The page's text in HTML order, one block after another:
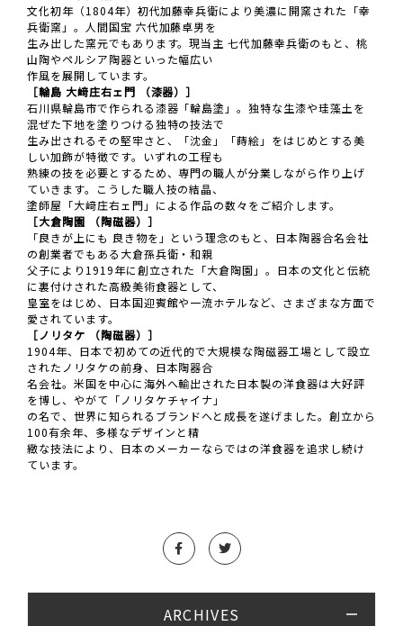
文化初年（1804年）初代加藤幸兵衛により美濃に開窯された「幸
兵衛窯」。人間国宝 六代加藤卓男を
生み出した窯元でもあります。現当主 七代加藤幸兵衛のもと、桃
山陶やペルシア陶器といった幅広い
作風を展開しています。
［輪島 大﨑庄右ェ門 （漆器）］
石川県輪島市で作られる漆器「輪島塗」。独特な生漆や珪藻土を
混ぜた下地を塗りつける独特の技法で
生み出されるその堅牢さと、「沈金」「蒔絵」をはじめとする美
しい加飾が特徴です。いずれの工程も
熟練の技を必要とするため、専門の職人が分業しながら作り上げ
ていきます。こうした職人技の結晶、
塗師屋「大﨑庄右ェ門」による作品の数々をご紹介します。
［大倉陶園 （陶磁器）］
「良きが上にも 良き物を」という理念のもと、日本陶器合名会社
の創業者でもある大倉孫兵衛・和親
父子により1919年に創立された「大倉陶園」。日本の文化と伝統
に裏付けされた高級美術食器として、
皇室をはじめ、日本国迎賓館や一流ホテルなど、さまざまな方面で
愛されています。
［ノリタケ （陶磁器）］
1904年、日本で初めての近代的で大規模な陶磁器工場として設立
されたノリタケの前身、日本陶器合
名会社。米国を中心に海外へ輸出された日本製の洋食器は大好評
を博し、やがて「ノリタケチャイナ」
の名で、世界に知られるブランドへと成長を遂げました。創立から
100有余年、多様なデザインと精
緻な技法により、日本のメーカーならではの洋食器を追求し続け
ています。
ARCHIVES